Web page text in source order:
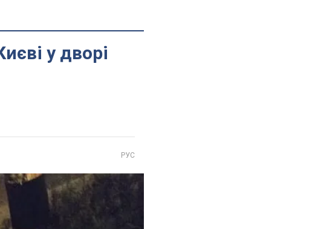
у дворі
РУС